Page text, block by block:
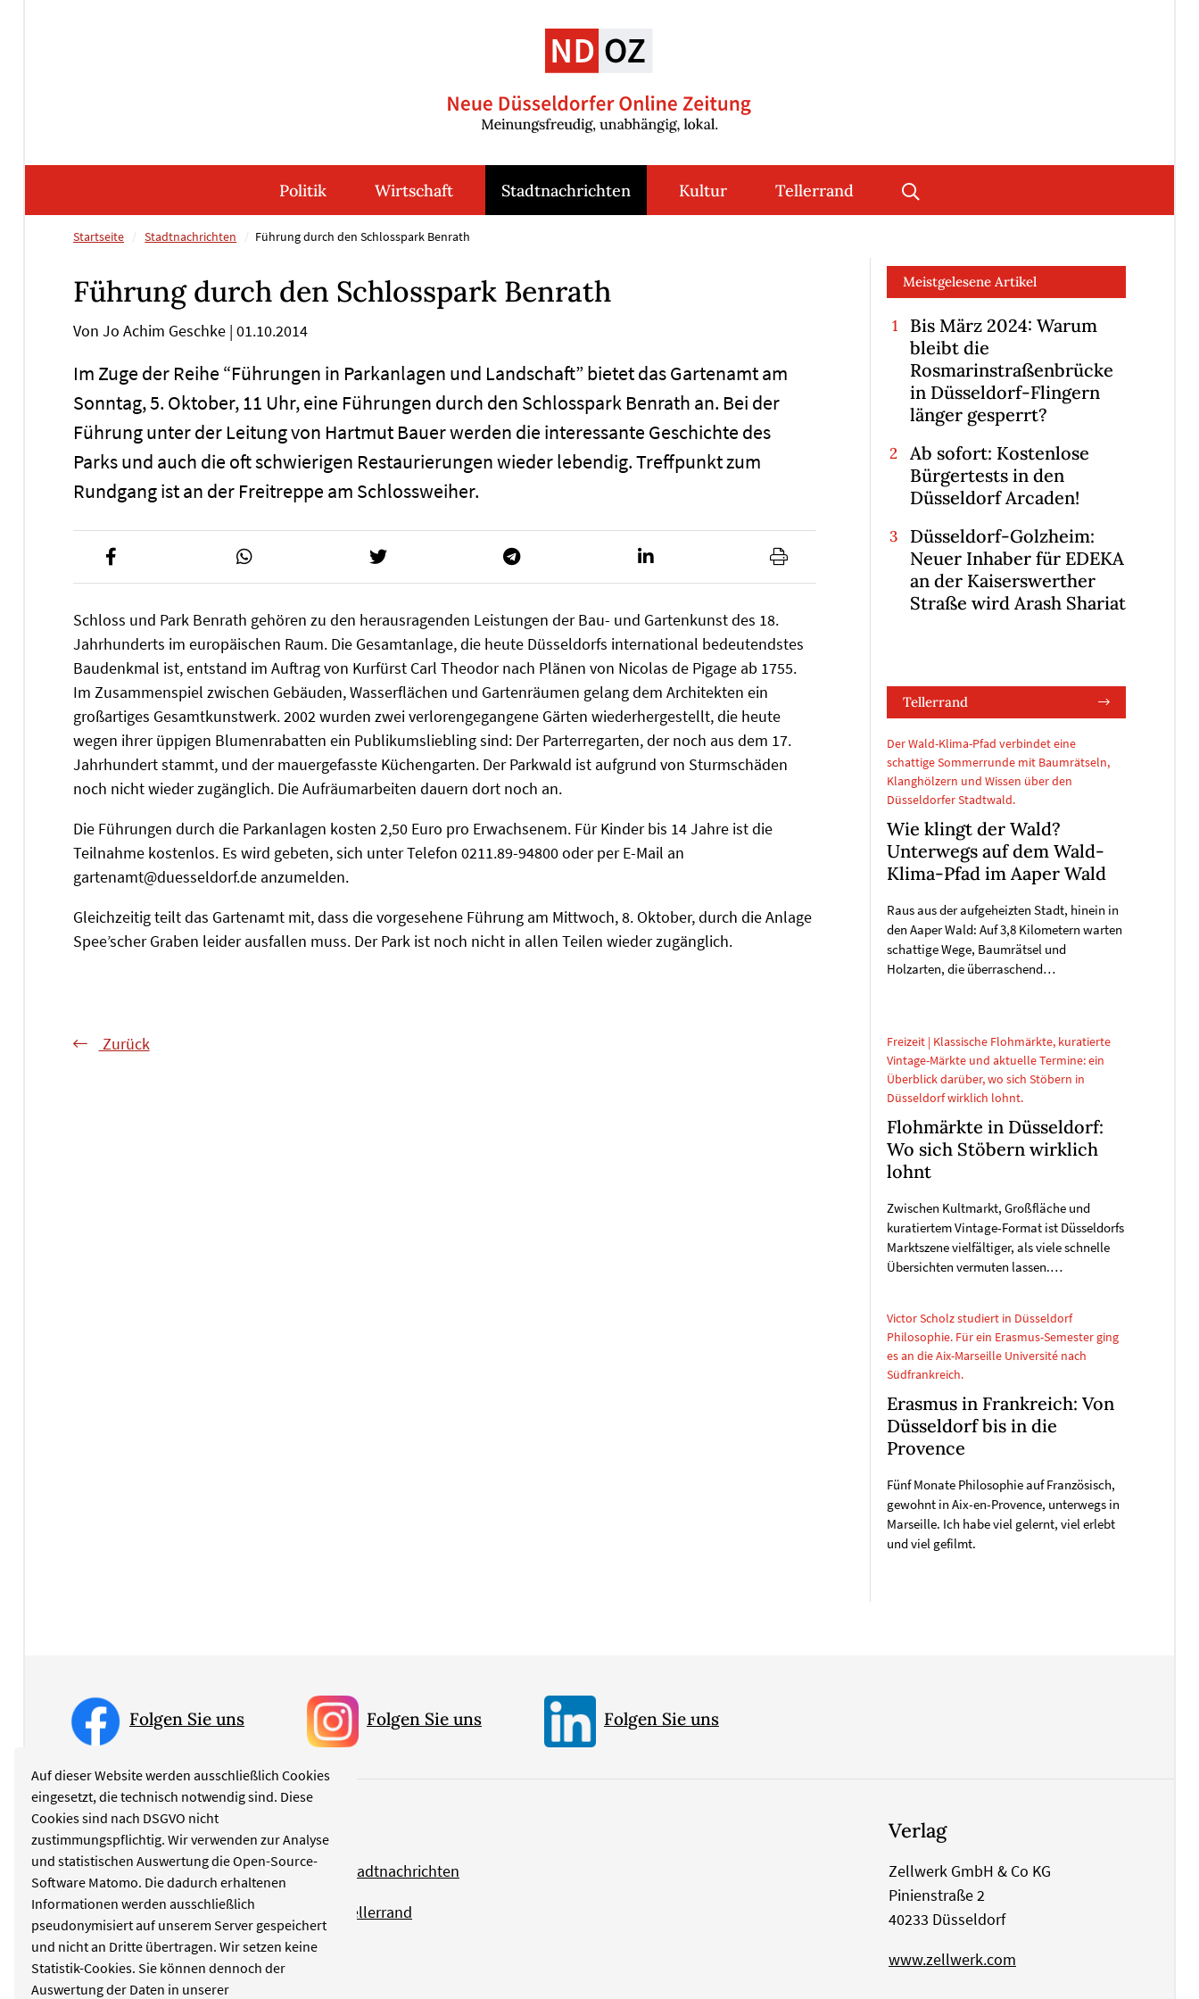
Auf dieser Website werden ausschließlich Cookies
eingesetzt, die technisch notwendig sind. Diese
Cookies sind nach DSGVO nicht
zustimmungspflichtig. Wir verwenden zur Analyse
und statistischen Auswertung die Open-Source-
Software Matomo. Die dadurch erhaltenen
Informationen werden ausschließlich
pseudonymisiert auf unserem Server gespeichert
und nicht an Dritte übertragen. Wir setzen keine
Statistik-Cookies. Sie können dennoch der
Auswertung der Daten in unserer
Politik Wirtschaft Stadtnachrichten Kultur Tellerrand
Startseite Stadtnachrichten Führung durch den Schlosspark Benrath
Führung durch den Schlosspark Benrath
Von Jo Achim Geschke | 01.10.2014
Im Zuge der Reihe “Führungen in Parkanlagen und Landschaft” bietet das Gartenamt am
Sonntag, 5. Oktober, 11 Uhr, eine Führungen durch den Schlosspark Benrath an. Bei der
Führung unter der Leitung von Hartmut Bauer werden die interessante Geschichte des
Parks und auch die oft schwierigen Restaurierungen wieder lebendig. Treffpunkt zum
Rundgang ist an der Freitreppe am Schlossweiher.
Schloss und Park Benrath gehören zu den herausragenden Leistungen der Bau- und Gartenkunst des 18.
Jahrhunderts im europäischen Raum. Die Gesamtanlage, die heute Düsseldorfs international bedeutendstes
Baudenkmal ist, entstand im Auftrag von Kurfürst Carl Theodor nach Plänen von Nicolas de Pigage ab 1755.
Im Zusammenspiel zwischen Gebäuden, Wasserflächen und Gartenräumen gelang dem Architekten ein
großartiges Gesamtkunstwerk. 2002 wurden zwei verlorengegangene Gärten wiederhergestellt, die heute
wegen ihrer üppigen Blumenrabatten ein Publikumsliebling sind: Der Parterregarten, der noch aus dem 17.
Jahrhundert stammt, und der mauergefasste Küchengarten. Der Parkwald ist aufgrund von Sturmschäden
noch nicht wieder zugänglich. Die Aufräumarbeiten dauern dort noch an.
Die Führungen durch die Parkanlagen kosten 2,50 Euro pro Erwachsenem. Für Kinder bis 14 Jahre ist die
Teilnahme kostenlos. Es wird gebeten, sich unter Telefon 0211.89-94800 oder per E-Mail an
gartenamt@duesseldorf.de anzumelden.
Gleichzeitig teilt das Gartenamt mit, dass die vorgesehene Führung am Mittwoch, 8. Oktober, durch die Anlage
Spee’scher Graben leider ausfallen muss. Der Park ist noch nicht in allen Teilen wieder zugänglich.
Zurück
Meistgelesene Artikel
Bis März 2024: Warum
bleibt die
Rosmarinstraßenbrücke
in Düsseldorf-Flingern
länger gesperrt?
Ab sofort: Kostenlose
Bürgertests in den
Düsseldorf Arcaden!
Düsseldorf-Golzheim:
Neuer Inhaber für EDEKA
an der Kaiserswerther
Straße wird Arash Shariat
Tellerrand
Der Wald-Klima-Pfad verbindet eine
schattige Sommerrunde mit Baumrätseln,
Klanghölzern und Wissen über den
Düsseldorfer Stadtwald.
Wie klingt der Wald?
Unterwegs auf dem Wald-
Klima-Pfad im Aaper Wald
Raus aus der aufgeheizten Stadt, hinein in
den Aaper Wald: Auf 3,8 Kilometern warten
schattige Wege, Baumrätsel und
Holzarten, die überraschend…
Freizeit | Klassische Flohmärkte, kuratierte
Vintage-Märkte und aktuelle Termine: ein
Überblick darüber, wo sich Stöbern in
Düsseldorf wirklich lohnt.
Flohmärkte in Düsseldorf:
Wo sich Stöbern wirklich
lohnt
Zwischen Kultmarkt, Großfläche und
kuratiertem Vintage-Format ist Düsseldorfs
Marktszene vielfältiger, als viele schnelle
Übersichten vermuten lassen.…
Victor Scholz studiert in Düsseldorf
Philosophie. Für ein Erasmus-Semester ging
es an die Aix-Marseille Université nach
Südfrankreich.
Erasmus in Frankreich: Von
Düsseldorf bis in die
Provence
Fünf Monate Philosophie auf Französisch,
gewohnt in Aix-en-Provence, unterwegs in
Marseille. Ich habe viel gelernt, viel erlebt
und viel gefilmt.
Folgen Sie uns Folgen Sie uns Folgen Sie uns
Rubriken
Politik
Kultur
Wirtschaft
Stadtnachrichten
Tellerrand
Verlag
Zellwerk GmbH & Co KG
Pinienstraße 2
40233 Düsseldorf
www.zellwerk.com